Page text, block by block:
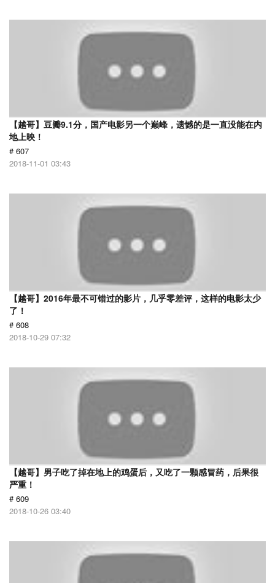
【越哥】豆瓣9.1分，国产电影另一个巅峰，遗憾的是一直没能在内
地上映！
# 607
2018-11-01 03:43
【越哥】2016年最不可错过的影片，几乎零差评，这样的电影太少
了！
# 608
2018-10-29 07:32
【越哥】男子吃了掉在地上的鸡蛋后，又吃了一颗感冒药，后果很
严重！
# 609
2018-10-26 03:40